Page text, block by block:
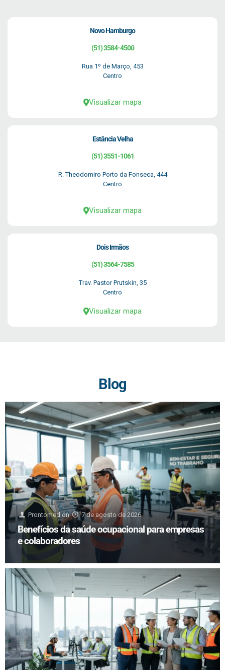
Novo Hamburgo
(51) 3584-4500
Rua 1º de Março, 453
Centro
Visualizar mapa
Estância Velha
(51) 3551-1061
R. Theodomiro Porto da Fonseca, 444
Centro
Visualizar mapa
Dois Irmãos
(51) 3564-7585
Trav. Pastor Prutskin, 35
Centro
Visualizar mapa
Blog
Prontomed on 7 de agosto de 2026
Benefícios da saúde ocupacional para empresas
e colaboradores